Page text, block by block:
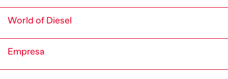
World of Diesel
Empresa